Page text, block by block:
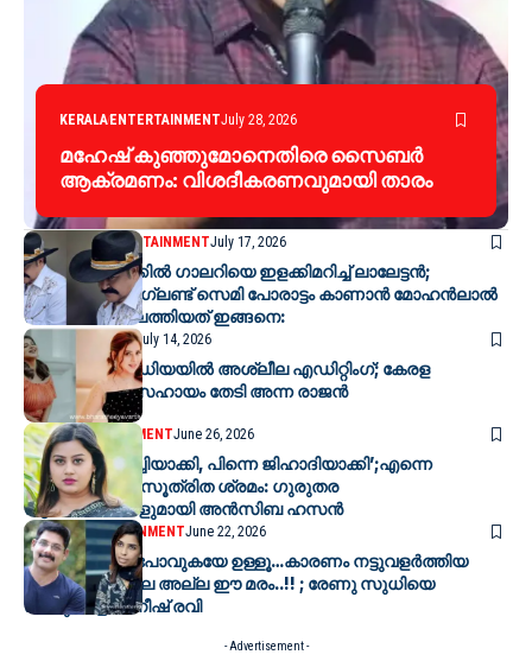
KERALAENTERTAINMENTJuly 28, 2026
മഹേഷ് കുഞ്ഞുമോനെതിരെ സൈബർ
ആക്രമണം: വിശദീകരണവുമായി താരം
BV SPECIALENTERTAINMENTJuly 17, 2026
കൗബോയ് ലുക്കിൽ ഗാലറിയെ ഇളക്കിമറിച്ച് ലാലേട്ടൻ;
അർജന്റീന–ഇംഗ്ലണ്ട് സെമി പോരാട്ടം കാണാൻ മോഹൻലാൽ
അമേരിക്കയിലെത്തിയത് ഇങ്ങനെ:
ENTERTAINMENTJuly 14, 2026
സോഷ്യൽ മീഡിയയിൽ അശ്ലീല എഡിറ്റിംഗ്; കേരള
പൊലീസിന്റെ സഹായം തേടി അന്ന രാജൻ
NEWSENTERTAINMENTJune 26, 2026
ആദ്യം മേത്തച്ചിയാക്കി, പിന്നെ ജിഹാദിയാക്കി’;എന്നെ
തകർക്കാൻ ആസൂത്രിത ശ്രമം: ഗുരുതര
ആരോപണങ്ങളുമായി അൻസിബ ഹസൻ
KERALA ENTERTAINMENTJune 22, 2026
നിങ്ങള്‍ തോറ്റുപോവുകയേ ഉള്ളൂ…കാരണം നട്ടുവളർത്തിയ
മരങ്ങളെ പോലെ അല്ല ഈ മരം..!! ; രേണു സുധിയെ
പിന്തുണച്ച് അനീഷ് രവി
- Advertisement -